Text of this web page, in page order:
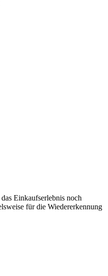
Einkaufserlebnis noch
für die Wiedererkennung